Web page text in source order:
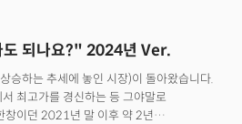
도 되나요?" 2024년 Ver.
승하는 추세에 놓인 시장)이 돌아왔습니다.
최고가를 경신하는 등 그야말로
창이던 2021년 말 이후 약 2년